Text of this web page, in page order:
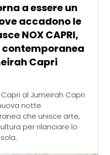
a essere un
accadono le
NOX CAPRI,
Capri
al Jumeirah Capri
notte
che unisce arte,
per rilanciare lo